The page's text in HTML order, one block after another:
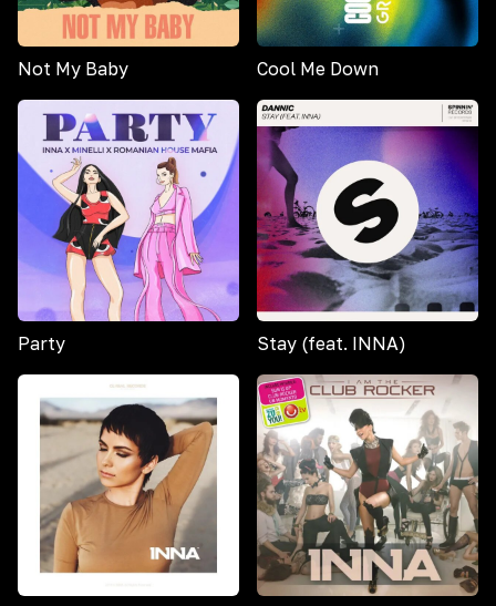
Not My Baby Cool Me Down
Party Stay (feat. INNA)